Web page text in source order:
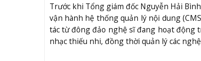
Trước khi Tổng giám đốc Nguyễn Hải
vận hành hệ thống quản lý nội dung
tác từ đông đảo nghệ sĩ đang hoạt động
nhạc thiếu nhi, đồng thời quản lý các